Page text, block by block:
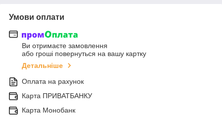
Умови оплати
Ви отримаєте замовлення
або гроші повернуться на вашу картку
Детальніше
Оплата на рахунок
Карта ПРИВАТБАНКУ
Карта Монобанк